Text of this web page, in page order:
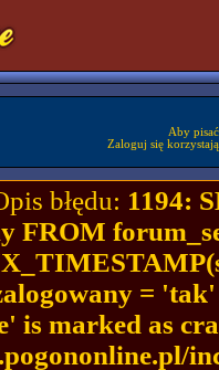
Aby
Zaloguj się
błędu: 1194:
FROM
=
is marked as